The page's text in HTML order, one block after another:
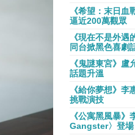
《希望：末日
逼近200萬觀眾
《現在不是外
同台掀黑色喜劇
《鬼謎東宮》
話題升溫
《給你夢想》
挑戰演技
《公寓黑風暴
Gangster〉登場